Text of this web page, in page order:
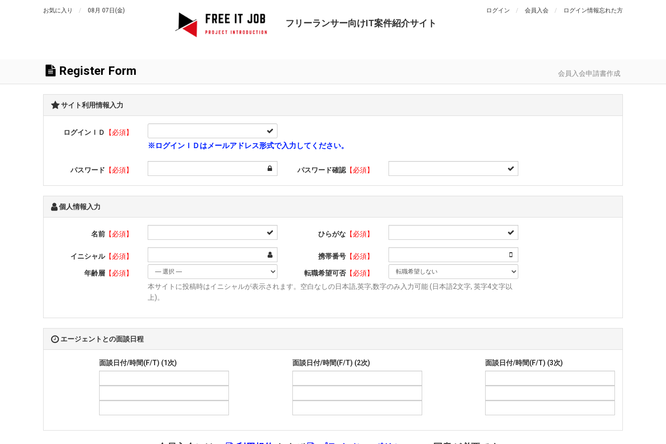
お気に入り 08月 07日(金) ログイン 会員入会 ログイン情報忘れた方
フリーランサー向けIT案件紹介サイト
Register Form 会員入会申請書作成
サイト利用情報入力
ログインＩＤ 【必須】
※ログインＩＤはメールアドレス形式で入力してください。
パスワード 【必須】 パスワード確認【必須】
個人情報入力
名前【必須】 ひらがな 【必須】
イニシャル【必須】 携帯番号 【必須】
年齢層【必須】 転職希望可否【必須】
本サイトに投稿時はイニシャルが表示されます。空白なしの日本語,英字,数字のみ入力可能 (日本語2文字, 英字4文字以
上)。
エージェントとの面談日程
面談日付/時間(F/T) (1次) 面談日付/時間(F/T) (2次) 面談日付/時間(F/T) (3次)